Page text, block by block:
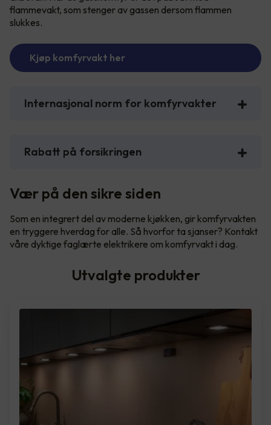
flammevakt, som stenger av gassen dersom flammen
slukkes.
Kjøp komfyrvakt her
Internasjonal norm for komfyrvakter
Rabatt på forsikringen
Vær på den sikre siden
Som en integrert del av moderne kjøkken, gir komfyrvakten
en tryggere hverdag for alle. Så hvorfor ta sjanser? Kontakt
våre dyktige faglærte elektrikere om komfyrvakt i dag.
Utvalgte produkter